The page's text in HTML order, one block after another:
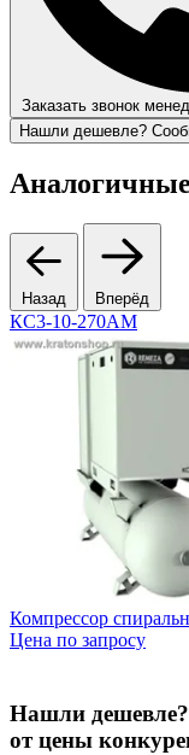
Заказать звонок
Нашли дешевле?
Назад Вперёд
КС3-10-270АМ
Компрессор
Цена по запросу
Нашли
от цены